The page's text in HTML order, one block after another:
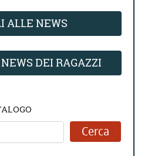
ALLE NEWS
DEI RAGAZZI